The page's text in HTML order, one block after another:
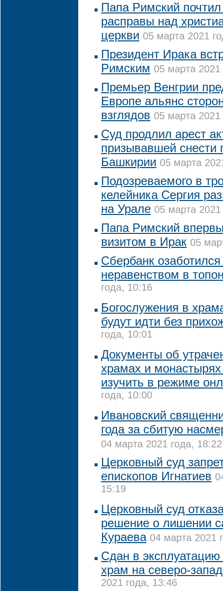
Папа Римский
расправы над
церкви 05 марта 2021
Президент Ирака
Римским 05 марта
Премьер Венгрии
Европе альянс
взглядов 05 марта
Суд продлил арест
призывавшей снести
Башкирии 05 марта
Подозреваемого в
келейника Сергия
на Урале 05 марта
Папа Римский
визитом в Ирак 05
Сбербанк
неравенством в
года, 10:16
Богослужения в
будут идти без
года, 10:01
Документы об
храмах и
изучить в режиме
года, 10:00
Ивановский
года за сбитую
04 марта 2021 года, 18:22
Церковный суд
епископов Игнатиев
15:19
Церковный суд
решение о лишении
Кураева 04 марта 2021
Сдан в
храм на северо-
2021 года, 13:46